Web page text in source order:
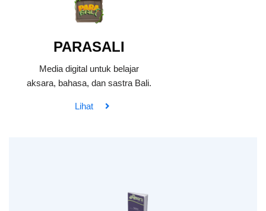
PARASALI
Media digital untuk belajar
aksara, bahasa, dan sastra Bali.
Lihat